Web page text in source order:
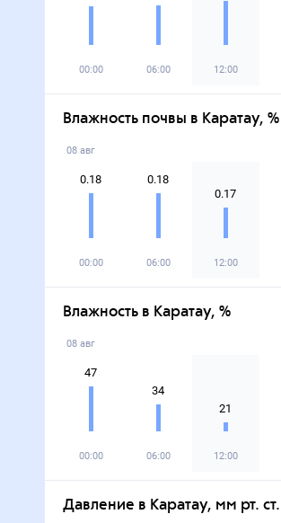
00:00 06:00 12:00
Влажность почвы в Каратау, %
08 авг
0.18
00:00
0.18
06:00
0.17
12:00
Влажность в Каратау, %
08 авг
47
00:00
34
06:00
21
12:00
Давление в Каратау, мм рт. ст.